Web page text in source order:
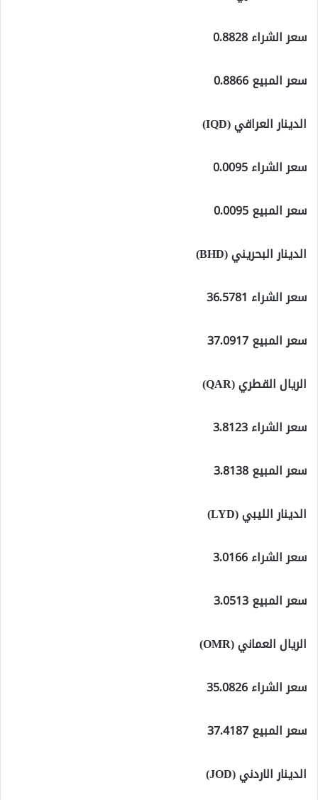
سعر الشراء 0.8828
سعر المبيع 0.8866
الدينار العراقي (IQD)
سعر الشراء 0.0095
سعر المبيع 0.0095
الدينار البحريني (BHD)
سعر الشراء 36.5781
سعر المبيع 37.0917
الريال القطري (QAR)
سعر الشراء 3.8123
سعر المبيع 3.8138
الدينار الليبي (LYD)
سعر الشراء 3.0166
سعر المبيع 3.0513
الريال العماني (OMR)
سعر الشراء 35.0826
سعر المبيع 37.4187
الدينار الاردني (JOD)